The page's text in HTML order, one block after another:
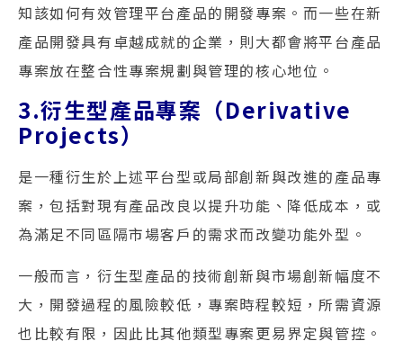
知該如何有效管理平台產品的開發專案。而一些在新
產品開發具有卓越成就的企業，則大都會將平台產品
專案放在整合性專案規劃與管理的核心地位。
3.衍生型產品專案（Derivative
Projects）
是一種衍生於上述平台型或局部創新與改進的產品專
案，包括對現有產品改良以提升功能、降低成本，或
為滿足不同區隔市場客戶的需求而改變功能外型。
一般而言，衍生型產品的技術創新與市場創新幅度不
大，開發過程的風險較低，專案時程較短，所需資源
也比較有限，因此比其他類型專案更易界定與管控。